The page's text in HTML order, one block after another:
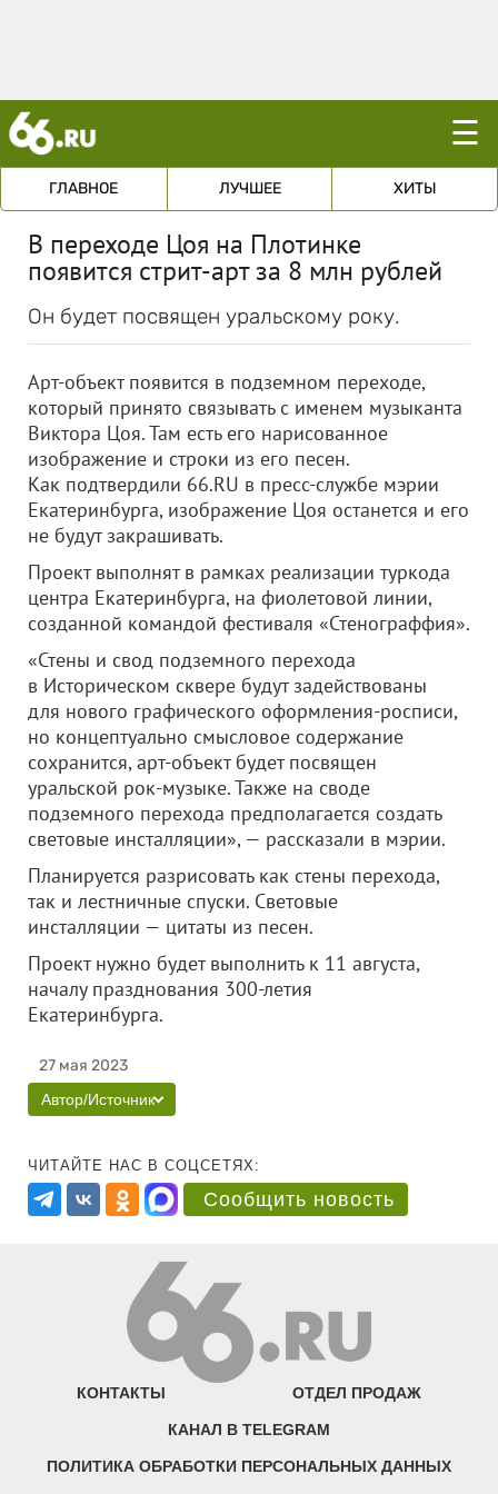
☰
ГЛАВНОЕ ЛУЧШЕЕ ХИТЫ
В переходе Цоя на Плотинке
появится стрит-арт за 8 млн рублей
Он будет посвящен уральскому року.
Арт-объект появится в подземном переходе,
который принято связывать с именем музыканта
Виктора Цоя. Там есть его нарисованное
изображение и строки из его песен.
Как подтвердили 66.RU в пресс-службе мэрии
Екатеринбурга, изображение Цоя останется и его
не будут закрашивать.
Проект выполнят в рамках реализации туркода
центра Екатеринбурга, на фиолетовой линии,
созданной командой фестиваля «Стенограффия».
«Стены и свод подземного перехода
в Историческом сквере будут задействованы
для нового графического оформления-росписи,
но концептуально смысловое содержание
сохранится, арт-объект будет посвящен
уральской рок-музыке. Также на своде
подземного перехода предполагается создать
световые инсталляции», — рассказали в мэрии.
Планируется разрисовать как стены перехода,
так и лестничные спуски. Световые
инсталляции — цитаты из песен.
Проект нужно будет выполнить к 11 августа,
началу празднования 300-летия
Екатеринбурга.
27 мая 2023
Автор/Источник
ЧИТАЙТЕ НАС В СОЦСЕТЯХ:
Сообщить новость
КОНТАКТЫ ОТДЕЛ ПРОДАЖ
КАНАЛ В TELEGRAM
ПОЛИТИКА ОБРАБОТКИ ПЕРСОНАЛЬНЫХ ДАННЫХ